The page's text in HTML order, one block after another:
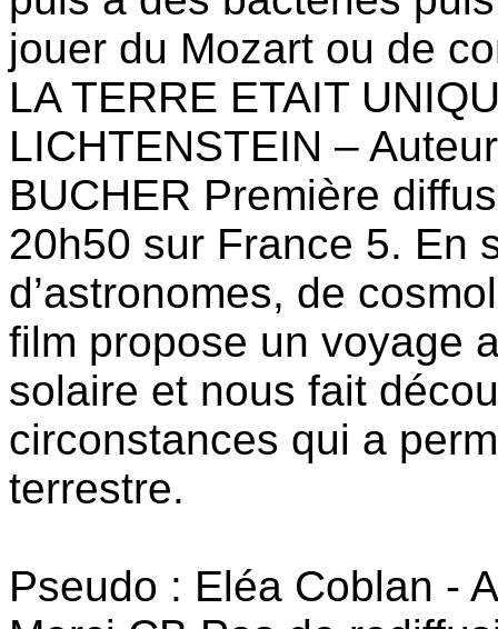
jouer du Mozart ou de
LA TERRE ETAIT
LICHTENSTEIN –
BUCHER Première
20h50 sur France 5. En
d’astronomes, de
film propose un voyage
solaire et nous fait
circonstances qui a
terrestre.
Pseudo : Eléa Coblan -